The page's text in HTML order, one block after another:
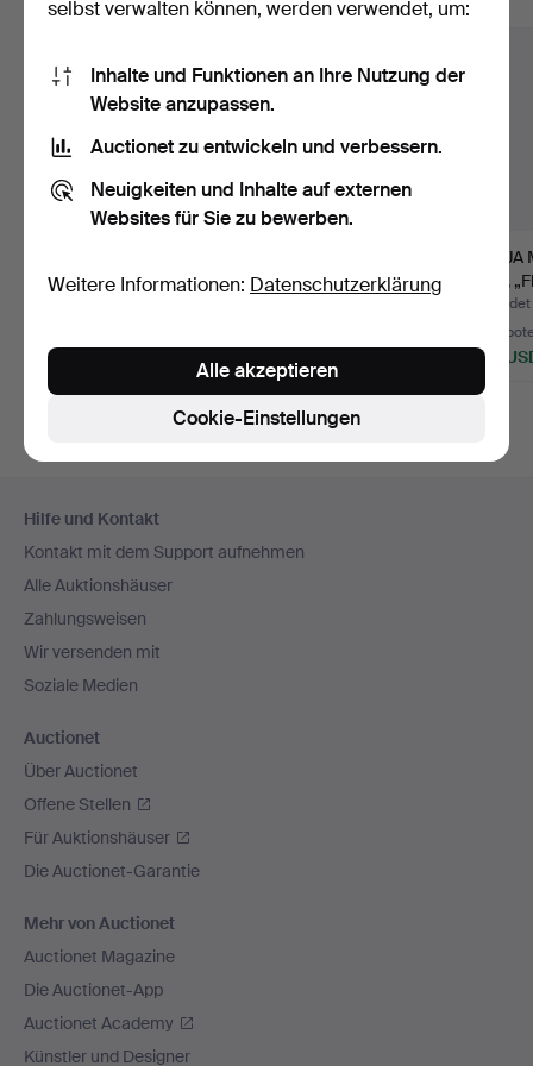
Stoff/Vorhang.
694 USD
2011). „Sonnenblume“,
RYA,
5
185
Navigation
Hilfe und Kontakt
Kontakt mit dem Support aufnehmen
Alle Auktionshäuser
Zahlungsweisen
Wir versenden mit
Soziale Medien
Auctionet
Über Auctionet
Offene Stellen
Für Auktionshäuser
Die Auctionet-Garantie
Mehr von Auctionet
Auctionet Magazine
Die Auctionet-App
Auctionet Academy
Künstler und Designer
selbst verwalten können, werden verwendet, um:
Inhalte und Funktionen an Ihre Nutzung der
Website anzupassen.
Auctionet zu entwickeln und verbessern.
Neuigkeiten und Inhalte auf externen
Websites für Sie zu bewerben.
Weitere Informationen: Datenschutzerklärung
Cookie-Einstellungen
Alle akzeptieren